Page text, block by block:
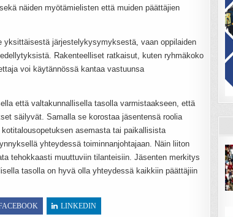
näiden myötämielisten että muiden päättäjien
järjestelykysymyksestä, vaan oppilaiden
Rakenteelliset ratkaisut, kuten ryhmäkoko
voi käytännössä kantaa vastuunsa
että valtakunnallisella tasolla varmistaakseen, että
säilyvät. Samalla se korostaa jäsentensä roolia
asemasta tai paikallisista
yhteydessä toiminnanjohtajaan. Näin liiton
tehokkaasti muuttuviin tilanteisiin. Jäsenten merkitys
tasolla on hyvä olla yhteydessä kaikkiin päättäjiin
LINKEDIN